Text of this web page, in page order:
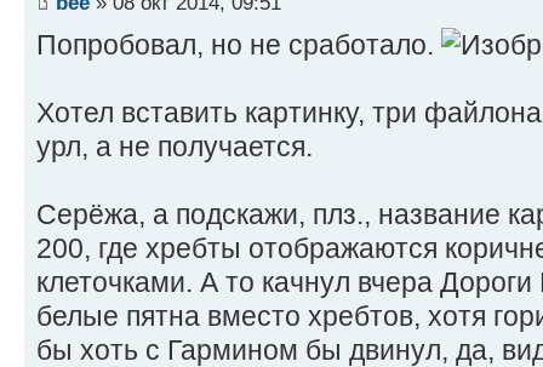
Попробовал, но не сработало.
Хотел вставить картинку, три
урл, а не получается.
Серёжа, а подскажи, плз., название
200, где хребты отображаются
клеточками. А то качнул вчера
белые пятна вместо хребтов, хотя
бы хоть с Гармином бы двинул, да,